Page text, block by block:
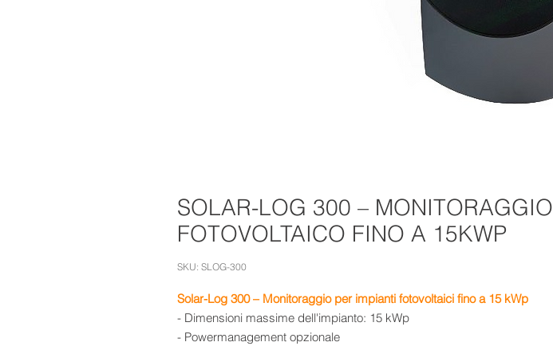
SOLAR-LOG 300 – MONITORAGGIO
FOTOVOLTAICO FINO A 15KWP
SKU: SLOG-300
Solar-Log 300 – Monitoraggio per impianti fotovoltaici fino a 15 kWp
- Dimensioni massime dell'impianto: 15 kWp
- Powermanagement opzionale